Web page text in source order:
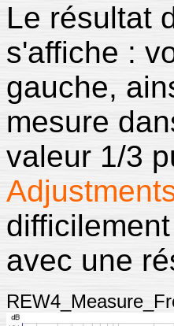
Le résultat
s'affiche :
gauche,
mesure
valeur 1/3
avec une